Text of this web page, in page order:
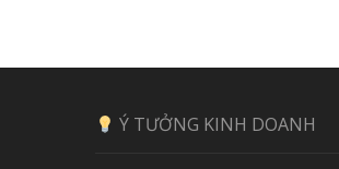
Ý TƯỞNG KINH DOANH